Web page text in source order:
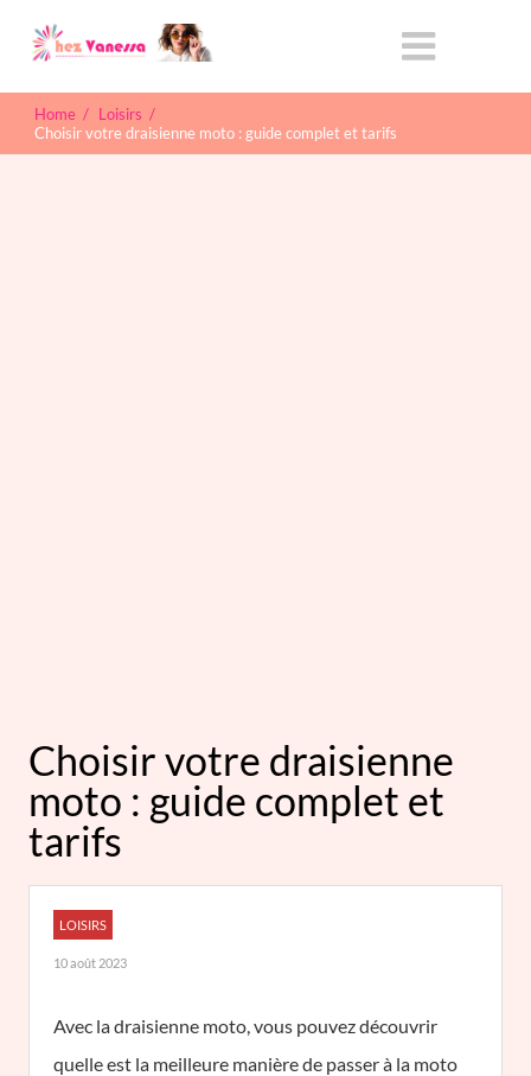
Home / Loisirs /
Choisir votre draisienne moto : guide complet et tarifs
Choisir votre draisienne
moto : guide complet et
tarifs
LOISIRS
10 août 2023
Avec la draisienne moto, vous pouvez découvrir
quelle est la meilleure manière de passer à la moto